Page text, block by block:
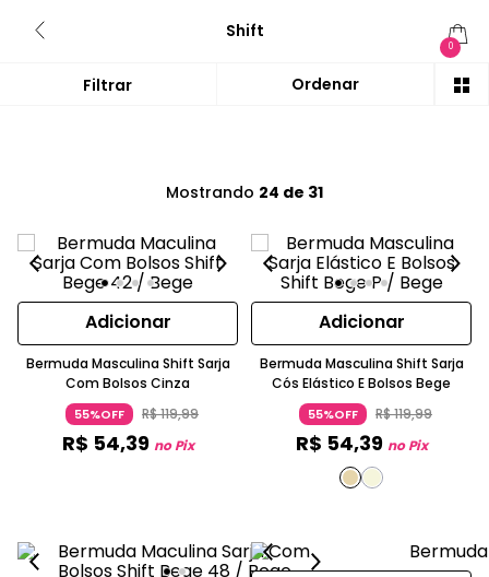
Shift
0
Mostrando 24 de 31
Adicionar
Bermuda Masculina Shift Sarja
Com Bolsos Cinza
55%OFF R$119,99
R$ 54,39 no Pix
Adicionar
Bermuda Masculina Shift Sarja
Cós Elástico E Bolsos Bege
55%OFF R$119,99
R$ 54,39 no Pix